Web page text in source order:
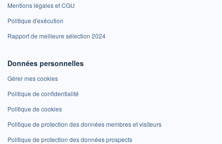
Mentions légales et CGU
Politique d'exécution
Rapport de meilleure sélection 2024
Données personnelles
Gérer mes cookies
Politique de confidentialité
Politique de cookies
Politique de protection des données membres et visiteurs
Politique de protection des données prospects